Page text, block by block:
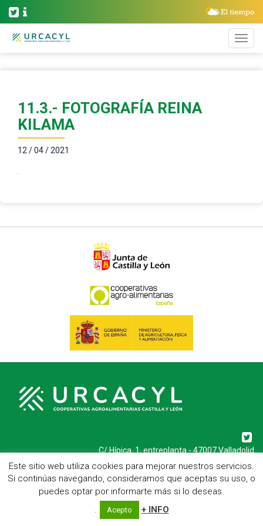
11.3.- FOTOGRAFÍA REINA
KILAMA
12 / 04 / 2021
C/ Hípica, 1, entreplanta - 47007 Valladolid
Telf.: 983 23 95 15 - Fax: 983 22 23 56 -
Aviso Legal
Este sitio web utiliza cookies para mejorar nuestros servicios.
Si continúas navegando, consideramos que aceptas su uso, o
puedes optar por informarte más si lo deseas.
.
Acepto + INFO